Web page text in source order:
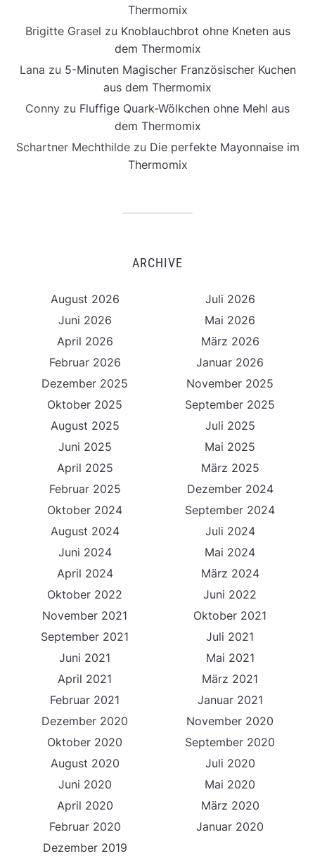
Thermomix
Brigitte Grasel zu Knoblauchbrot ohne Kneten aus
dem Thermomix
Lana zu 5-Minuten Magischer Französischer Kuchen
aus dem Thermomix
Conny zu Fluffige Quark-Wölkchen ohne Mehl aus
dem Thermomix
Schartner Mechthildezu Die perfekte Mayonnaise im
Thermomix
ARCHIVE
August 2026
Juli 2026
Juni 2026
Mai 2026
April 2026
März 2026
Februar 2026
Januar 2026
Dezember 2025
November 2025
Oktober 2025
September 2025
August 2025
Juli 2025
Juni 2025
Mai 2025
April 2025
März 2025
Februar 2025
Dezember 2024
Oktober 2024
September 2024
August 2024
Juli 2024
Juni 2024
Mai 2024
April 2024
März 2024
Oktober 2022
Juni 2022
November 2021
Oktober 2021
September 2021
Juli 2021
Juni 2021
Mai 2021
April 2021
März 2021
Februar 2021
Januar 2021
Dezember 2020
November 2020
Oktober 2020
September 2020
August 2020
Juli 2020
Juni 2020
Mai 2020
April 2020
März 2020
Februar 2020
Januar 2020
Dezember 2019